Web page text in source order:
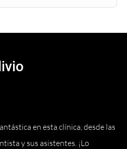
en esta clínica, desde las
y sus asistentes. ¡Lo